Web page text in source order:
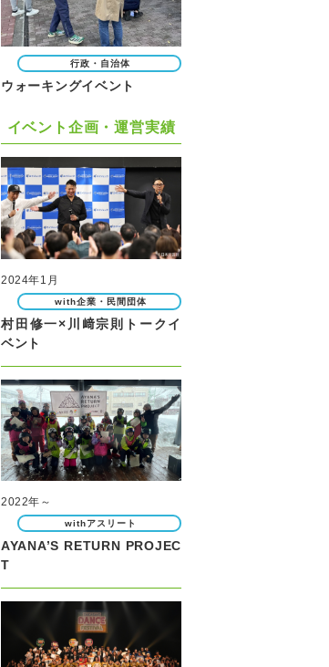
行政・自治体
ウォーキングイベント
イベント企画・運営実績
2024年1月
with企業・民間団体
村田修一×川﨑宗則トークイ
ベント
2022年～
withアスリート
AYANA’S RETURN PROJEC
T